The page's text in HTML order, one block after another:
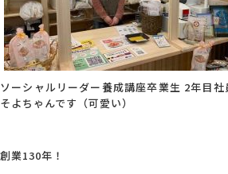
ソーシャルリーダー養成講座卒業生 2年目社
そよちゃんです（可愛い）
創業130年！